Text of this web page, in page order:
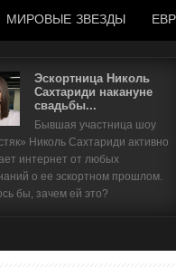
МИРОВЫЕ ЗВЕЗДЫ
Эскортница Николь
Сахтариди накануне
свадьбы...
Бывшая участница шоу
Николь Сахтариди активно
интернет от любых
о ее эскортном прошлом.
бы, зачем ей это?
Имя